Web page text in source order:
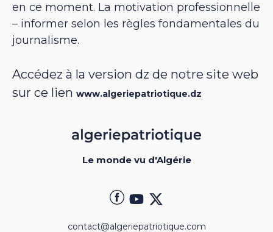
en ce moment. La motivation professionnelle
– informer selon les règles fondamentales du
journalisme.
Accédez à la version dz de notre site web
sur ce lien www.algeriepatriotique.dz
Le monde vu d'Algérie
contact@algeriepatriotique.com